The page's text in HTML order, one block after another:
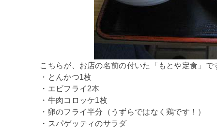
こちらが、お店の名前の付いた「もとや定食」で
・とんかつ1枚
・エビフライ2本
・牛肉コロッケ1枚
・卵のフライ半分（うずらではなく鶏です！）
・スパゲッティのサラダ